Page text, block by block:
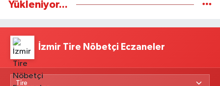
Yükleniyor...
İzmir Tire Nöbetçi Eczaneler